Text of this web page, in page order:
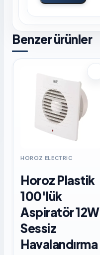
Benzer ürünler
HOROZ ELECTRIC
Horoz Plastik
100'lük
Aspiratör 12W
Sessiz
Havalandırma